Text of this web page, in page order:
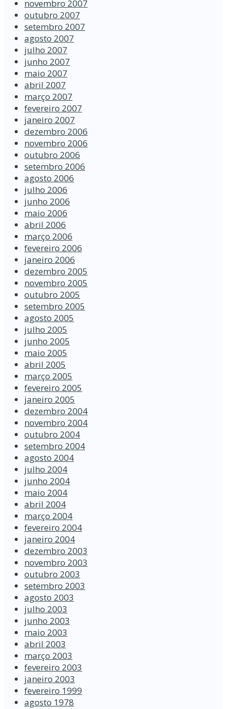
novembro 2007
outubro 2007
setembro 2007
agosto 2007
julho 2007
junho 2007
maio 2007
abril 2007
março 2007
fevereiro 2007
janeiro 2007
dezembro 2006
novembro 2006
outubro 2006
setembro 2006
agosto 2006
julho 2006
junho 2006
maio 2006
abril 2006
março 2006
fevereiro 2006
janeiro 2006
dezembro 2005
novembro 2005
outubro 2005
setembro 2005
agosto 2005
julho 2005
junho 2005
maio 2005
abril 2005
março 2005
fevereiro 2005
janeiro 2005
dezembro 2004
novembro 2004
outubro 2004
setembro 2004
agosto 2004
julho 2004
junho 2004
maio 2004
abril 2004
março 2004
fevereiro 2004
janeiro 2004
dezembro 2003
novembro 2003
outubro 2003
setembro 2003
agosto 2003
julho 2003
junho 2003
maio 2003
abril 2003
março 2003
fevereiro 2003
janeiro 2003
fevereiro 1999
agosto 1978